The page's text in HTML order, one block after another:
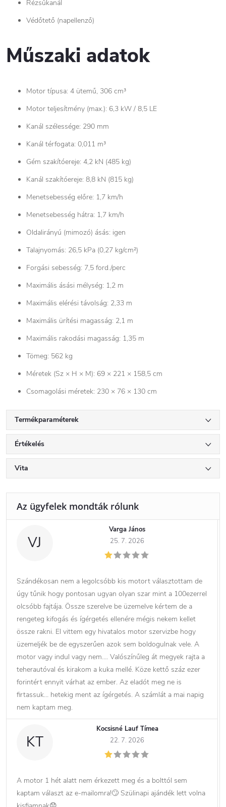
Rézsűkanál
Védőtető (napellenző)
Műszaki adatok
Motor típusa: 4 ütemű, 306 cm³
Motor teljesítmény (max.): 6,3 kW / 8,5 LE
Kanál szélessége: 290 mm
Kanál térfogata: 0,011 m³
Gém szakítóereje: 4,2 kN (485 kg)
Kanál szakítóereje: 8,8 kN (815 kg)
Menetsebesség előre: 1,7 km/h
Menetsebesség hátra: 1,7 km/h
Oldalirányú (mimozó) ásás: igen
Talajnyomás: 26,5 kPa (0,27 kg/cm²)
Forgási sebesség: 7,5 ford./perc
Maximális ásási mélység: 1,2 m
Maximális elérési távolság: 2,33 m
Maximális ürítési magasság: 2,1 m
Maximális rakodási magasság: 1,35 m
Tömeg: 562 kg
Méretek (Sz × H × M): 69 × 221 × 158,5 cm
Csomagolási méretek: 230 × 76 × 130 cm
Termékparaméterek
Értékelés
Vita
VJ
Varga János
25. 7. 2026
Szándékosan nem a legolcsóbb kis motort választottam de
úgy tűnik hogy pontosan ugyan olyan szar mint a 100ezerrel
olcsóbb fajtája. Össze szerelve be üzemelve kértem de a
rengeteg kifogás és ígérgetés ellenére mégis nekem kellet
össze rakni. El vittem egy hivatalos motor szervizbe hogy
üzemeljék be de egyszerűen azok sem boldogulnak vele. A
motor vagy indul vagy nem…. Valószínűleg át megyek rajta a
teherautóval és kirakom a kuka mellé. Köze kettő száz ezer
forintért ennyit várhat az ember. Az eladót meg ne is
firtassuk… hetekig ment az ígérgetés. A számlát a mai napig
nem kaptam meg.
KT
Kocsisné Lauf Tímea
22. 7. 2026
A motor 1 hét alatt nem érkezett meg és a bolttól sem
kaptam választ az e-mailomra!🙄 Szülinapi ajándék lett volna